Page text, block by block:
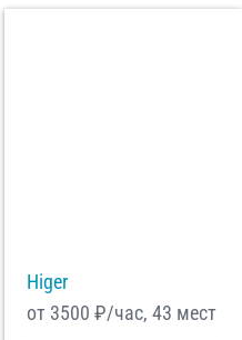
Higer
от 3500 ₽/час, 43 мест
данных